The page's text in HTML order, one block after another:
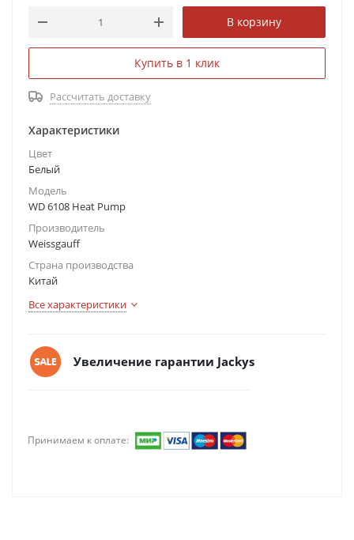
В корзину
Купить в 1 клик
Рассчитать доставку
Характеристики
Цвет
Белый
Модель
WD 6108 Heat Pump
Производитель
Weissgauff
Страна производства
Китай
Все характеристики
Увеличение гарантии Jackys
Принимаем к оплате: